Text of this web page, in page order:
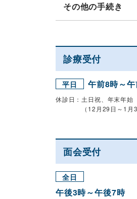
その他の手続き
診療受付
平日 午前8時～
休診日：土日祝、年末年始
（12月29日～1月3
面会受付
全日
午後3時～午後7時